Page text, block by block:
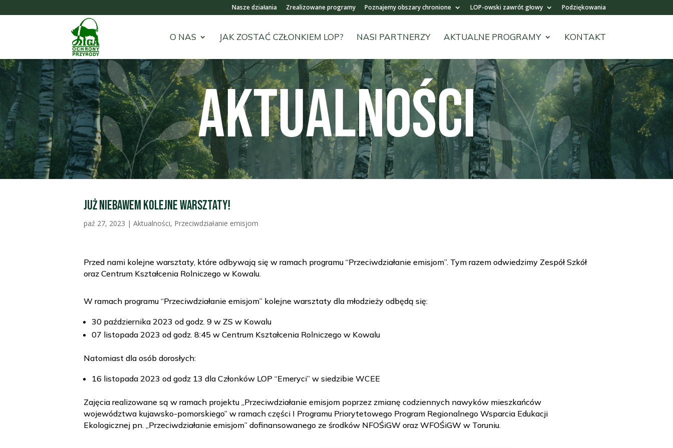
Nasze działania Zrealizowane programy Poznajemy obszary chronione LOP-owski zawrót głowy Podziękowania
O NAS JAK ZOSTAĆ CZŁONKIEM LOP? NASI PARTNERZY AKTUALNE PROGRAMY KONTAKT
AKTUALNOŚCI
Już niebawem kolejne warsztaty!
paź 27, 2023 |Aktualności, Przeciwdziałanie emisjom
Przed nami kolejne warsztaty, które odbywają się w ramach programu “Przeciwdziałanie emisjom”. Tym razem odwiedzimy Zespół Szkół
oraz Centrum Kształcenia Rolniczego w Kowalu.
W ramach programu “Przeciwdziałanie emisjom” kolejne warsztaty dla młodzieży odbędą się:
30 października 2023 od godz. 9 w ZS w Kowalu
07 listopada 2023 od godz. 8:45 w Centrum Kształcenia Rolniczego w Kowalu
Natomiast dla osób dorosłych:
16 listopada 2023 od godz 13 dla Członków LOP “Emeryci” w siedzibie WCEE
Zajęcia realizowane są w ramach projektu „Przeciwdziałanie emisjom poprzez zmianę codziennych nawyków mieszkańców
województwa kujawsko-pomorskiego” w ramach części I Programu Priorytetowego Program Regionalnego Wsparcia Edukacji
Ekologicznej pn. „Przeciwdziałanie emisjom” dofinansowanego ze środków NFOŚiGW oraz WFOŚiGW w Toruniu.